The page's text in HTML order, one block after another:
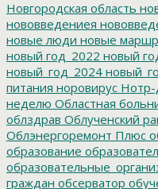
Новгородская область
нововведениея
новые люди новые
новый год_2022 новый
новый_год_2024
питания норовирус
неделю Областная
облздрав Облученский
Облэнергоремонт Плюс
образование
граждан обсерватор